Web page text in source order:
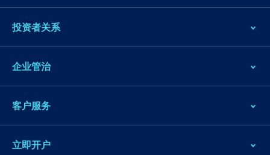
投资者关系
企业管治
客户服务
立即开户